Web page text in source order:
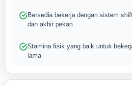
Bersedia bekerja dengan sistem
dan akhir pekan
Stamina fisik yang baik untuk
lama